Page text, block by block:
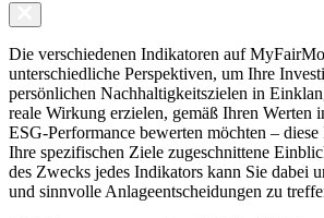
Die verschiedenen Indikatoren auf
unterschiedliche Perspektiven, um Ihre
persönlichen Nachhaltigkeitszielen in
reale Wirkung erzielen, gemäß Ihren Werten
ESG-Performance bewerten möchten –
Ihre spezifischen Ziele zugeschnittene
des Zwecks jedes Indikators kann Sie dabei
und sinnvolle Anlageentscheidungen zu